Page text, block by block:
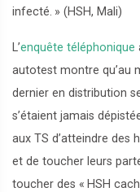
infecté. » (HSH, Mali)
L’enquête téléphonique
autotest montre qu’au
dernier en distribution
s’étaient jamais
aux TS d’atteindre des
et de toucher leurs
toucher des « HSH